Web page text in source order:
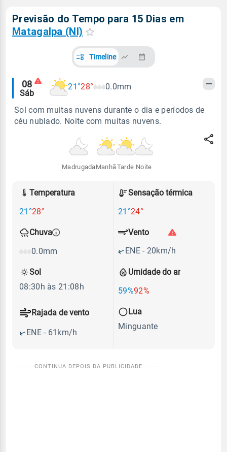
Previsão do Tempo para 15 Dias em
Matagalpa (NI)
Timeline
Alertas
meteorológicos
08
Sáb
21°28° 0.0mm
Sol com muitas nuvens durante o dia e períodos de
céu nublado. Noite com muitas nuvens.
Madrugada Manhã Tarde Noite
Temperatura
21°28°
Sensação térmica
21°24°
Chuva
0.0mm
Umidade do ar
59%92%
Vento
ENE - 20km/h
Rajada de vento
ENE - 61km/h
Sol
08:30h às 21:08h
Lua
Minguante